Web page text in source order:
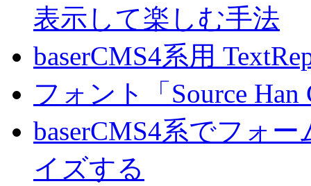
表示して楽しむ手法
baserCMS4系用
フォント「Source
baserCMS4系でフォ
イズする